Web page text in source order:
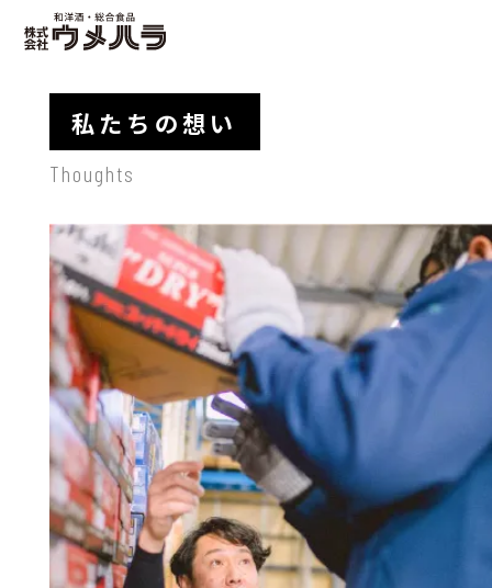
私たちの想い
Thoughts